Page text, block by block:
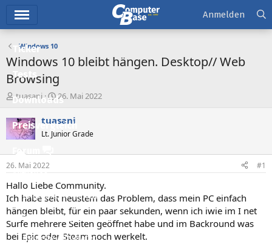
Ticker
Tests
Downloads
Preisvergleich
Forum
Aktuelles
Empfohlene Inhalte
Neue Beiträge
Neueste Aktivitäten
Anmelden
Windows 10
Windows 10 bleibt hängen. Desktop// Web
Browsing
E
r
s
t
e
e
r
tuasani
E
r
s
e
t
a
m
26. Mai 2022
tuasani
Lt. Junior Grade
26. Mai 2022 #1
Hallo Liebe Community.
Ich habe seit neustem das Problem, dass mein PC einfach
hängen bleibt, für ein paar sekunden, wenn ich iwie im I net
Surfe mehrere Seiten geöffnet habe und im Backround was
bei Epic oder Steam noch werkelt.